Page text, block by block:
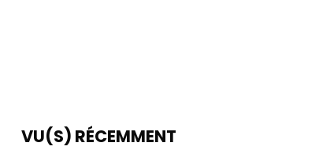
VU(S) RÉCEMMENT